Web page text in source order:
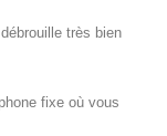
très bien
fixe où vous